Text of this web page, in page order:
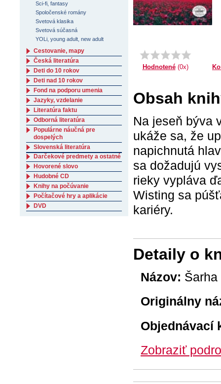
Hodnotené(0x)
Obsah
Na jeseň býva
ukáže sa, že
napichnutá
sa dožadujú
rieky vypláva
Wisting sa
kariéry.
Detaily o
Názov: Šarha
Originálny
Objednávací
Zobraziť
Sci-fi, fantasy
Spoločenské romány
Svetová klasika
Svetová súčasná
YOLi, young adult, new adult
Cestovanie, mapy
Česká literatúra
Deti do 10 rokov
Deti nad 10 rokov
Fond na podporu umenia
Jazyky, vzdelanie
Literatúra faktu
Odborná literatúra
Populárne náučná pre
dospelých
Slovenská literatúra
Darčekové predmety a ostatné
Hovorené slovo
Hudobné CD
Knihy na počúvanie
Počítačové hry a aplikácie
DVD